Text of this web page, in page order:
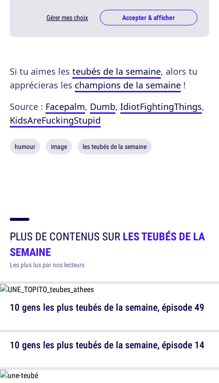
Gérer mes choix Accepter & afficher
Si tu aimes les teubés de la semaine, alors tu
apprécieras les champions de la semaine !
Source : Facepalm, Dumb, IdiotFightingThings,
KidsAreFuckingStupid
humour image les teubés de la semaine
PLUS DE CONTENUS SURLES TEUBÉS DE LA
SEMAINE
Les plus lus par nos lecteurs
10 gens les plus teubés de la semaine, épisode 49
10 gens les plus teubés de la semaine, épisode 14